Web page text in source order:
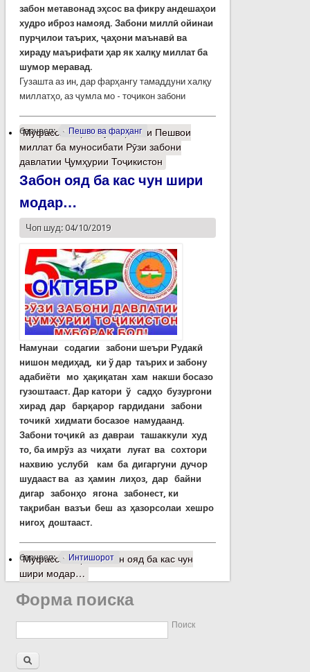
забон метавонад эҳсос ва фикру андешаҳои
худро иброз намояд. Забони миллӣ ойинаи
пурҷилои таърих, ҷаҳони маънавӣ ва
хираду маърифати ҳар як халқу миллат ба
шумор меравад.
Гузашта аз ин, дар фарҳангу тамаддуни халқу
миллатҳо, аз ҷумла мо - тоҷикон забони
барчасп: Пешво ва фарҳанг
Муфассалтаро Суханронии Пешвои
миллат ба муносибати Рӯзи забони
давлатии Ҷумҳурии Тоҷикистон
Забон ояд ба кас чун шири
модар…
Чоп шуд: 04/10/2019
Намунаи содагии забони шеъри Рудакӣ
нишон медиҳад, ки ў дар таърих и забону
адабиёти мо ҳақиқатан хам накши босазо
гузоштааст. Дар катори ў садҳо бузургони
хирад дар барқарор гардидани забони
точикӣ хидмати босазое намудаанд.
Забони тоҷикӣ аз давраи ташаккули худ
то, ба имрўз аз чиҳати луғат ва сохтори
нахвию услубӣ кам ба дигаргуни дучор
шудааст ва аз ҳамин лиҳоз, дар байни
дигар забонҳо ягона забонест, ки
тақрибан вазъи беш аз ҳазорсолаи хешро
нигоҳ доштааст.
барчасп: Интишорот
Муфассалтаро Забон ояд ба кас чун
шири модар…
Форма поиска
Поиск